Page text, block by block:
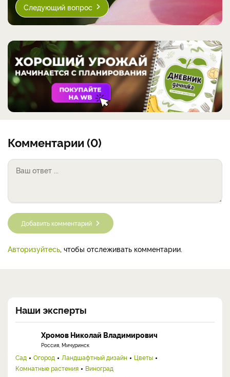
Следующий вопрос
Комментарии (0)
Добавить комментарий
Авторизуйтесь, чтобы отслеживать комментарии.
Наши эксперты
Хромов Николай Владимирович
Россия, Мичуринск
Сад Огород Ландшафтный дизайн
Цветы
Комнатные растения
Виноград